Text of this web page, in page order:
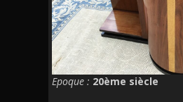
Epoque : 20ème siècle